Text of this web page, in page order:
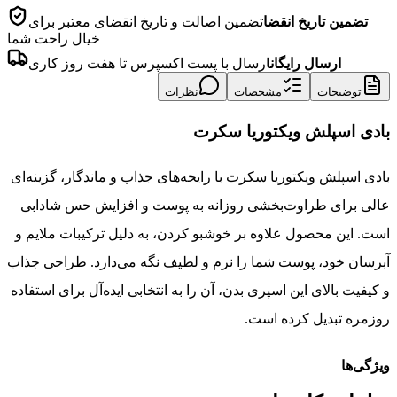
تضمین تاریخ انقضاتضمین اصالت و تاریخ انقضای معتبر برای
خیال راحت شما
ارسال رایگانارسال با پست اکسپرس تا هفت روز کاری
توضیحات مشخصات نظرات
بادی اسپلش ویکتوریا سکرت
بادی اسپلش ویکتوریا سکرت با رایحه‌های جذاب و ماندگار، گزینه‌ای
عالی برای طراوت‌بخشی روزانه به پوست و افزایش حس شادابی
است. این محصول علاوه بر خوشبو کردن، به دلیل ترکیبات ملایم و
آبرسان خود، پوست شما را نرم و لطیف نگه می‌دارد. طراحی جذاب
و کیفیت بالای این اسپری بدن، آن را به انتخابی ایده‌آل برای استفاده
روزمره تبدیل کرده است.
ویژگی‌ها